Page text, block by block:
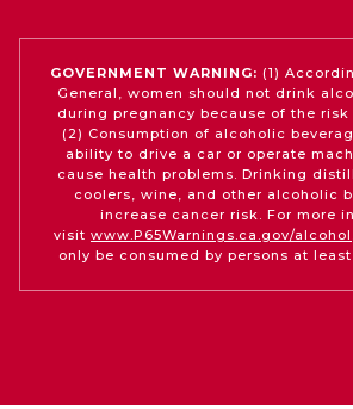
GOVERNMENT WARNING: (1)
General, women should not drink
during pregnancy because of the
(2) Consumption of alcoholic
ability to drive a car or operate
cause health problems. Drinking
coolers, wine, and other alcoholic
increase cancer risk. For more
visit www.P65Warnings.ca.gov/alcohol
only be consumed by persons at